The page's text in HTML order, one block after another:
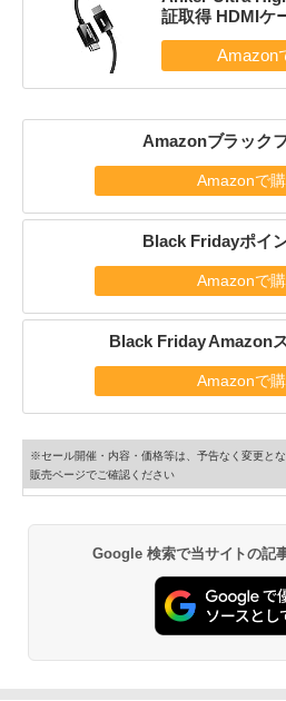
証取得 HDMIケ
Amazonブラック
Amazonで購
Black Fridayポイ
Amazonで購
Black Friday Amazon
Amazonで購
※セール開催・内容・価格等は、予告なく変更と
販売ページでご確認ください
Google 検索で当サイトの記